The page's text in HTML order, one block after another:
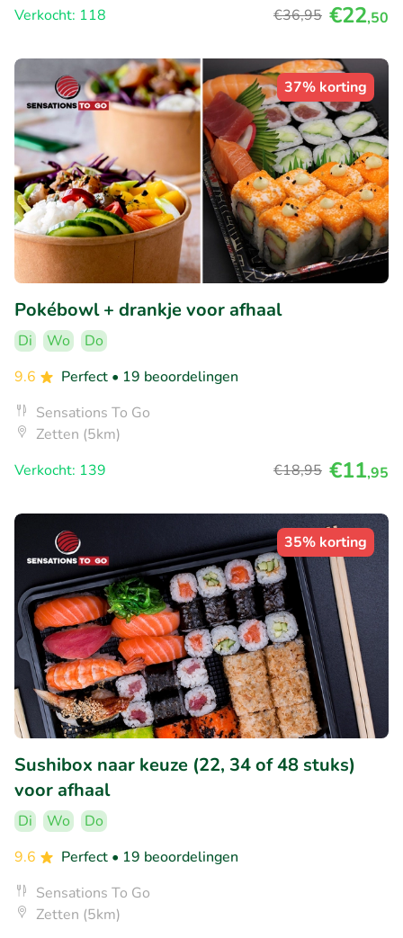
Verkocht: 118
€36,95 €22,50
37% korting
Pokébowl + drankje voor afhaal
Di Wo
Do
9.6
Perfect • 19 beoordelingen
Sensations To Go
Zetten (5km)
Verkocht: 139
€18,95 €11,95
35% korting
Sushibox naar keuze (22, 34 of 48 stuks)
voor afhaal
Di Wo
Do
9.6
Perfect • 19 beoordelingen
Sensations To Go
Zetten (5km)